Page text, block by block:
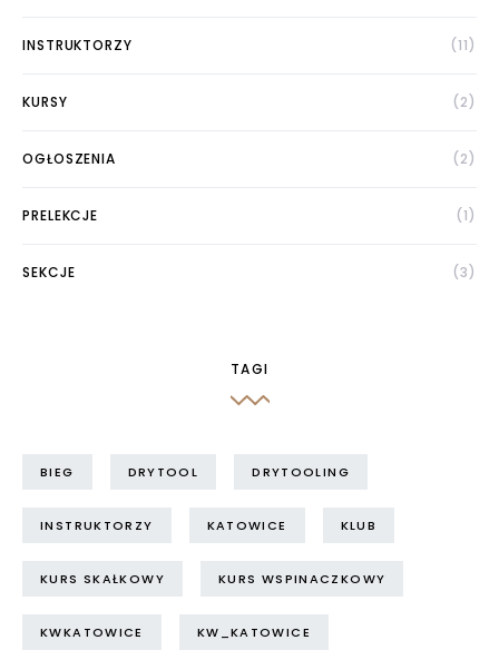
INSTRUKTORZY (11)
KURSY (2)
OGŁOSZENIA (2)
PRELEKCJE (1)
SEKCJE (3)
TAGI
BIEG DRYTOOL DRYTOOLING
INSTRUKTORZY KATOWICE KLUB
KURS SKAŁKOWY KURS WSPINACZKOWY
KWKATOWICE KW_KATOWICE